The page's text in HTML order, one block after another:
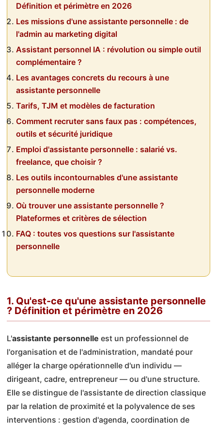
Définition et périmètre en 2026
Les missions d'une assistante personnelle : de
l'admin au marketing digital
Assistant personnel IA : révolution ou simple outil
complémentaire ?
Les avantages concrets du recours à une
assistante personnelle
Tarifs, TJM et modèles de facturation
Comment recruter sans faux pas : compétences,
outils et sécurité juridique
Emploi d'assistante personnelle : salarié vs.
freelance, que choisir ?
Les outils incontournables d'une assistante
personnelle moderne
Où trouver une assistante personnelle ?
Plateformes et critères de sélection
FAQ : toutes vos questions sur l'assistante
personnelle
1. Qu'est-ce qu'une assistante personnelle
? Définition et périmètre en 2026
L'assistante personnelle est un professionnel de
l'organisation et de l'administration, mandaté pour
alléger la charge opérationnelle d'un individu —
dirigeant, cadre, entrepreneur — ou d'une structure.
Elle se distingue de l'assistante de direction classique
par la relation de proximité et la polyvalence de ses
interventions : gestion d'agenda, coordination de